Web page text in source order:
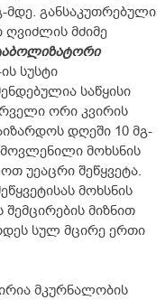
მდე. განსაკუთრებული
მძიმე
სუსტი
საწყისი
ორი კვირის
დღეში 10 მგ-
მოხსნის
უეაცრი შეწყვეტა.
მოხსნის
შემცირების მიზნით
სულ მცირე ერთი
მკურნალობის